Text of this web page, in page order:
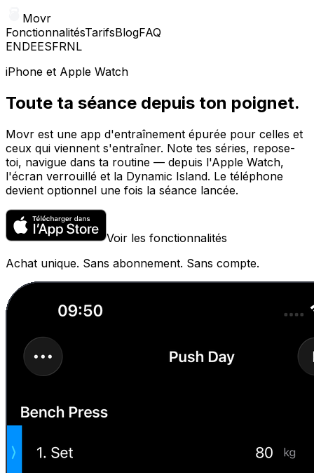
Movr
FonctionnalitésTarifsBlogFAQ
ENDEESFRNL
iPhone et Apple Watch
Toute ta séance depuis ton poignet.
Movr est une app d'entraînement épurée pour celles et
ceux qui viennent s'entraîner. Note tes séries, repose-
toi, navigue dans ta routine — depuis l'Apple Watch,
l'écran verrouillé et la Dynamic Island. Le téléphone
devient optionnel une fois la séance lancée.
Voir les fonctionnalités
Achat unique. Sans abonnement. Sans compte.